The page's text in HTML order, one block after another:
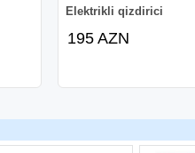
Elektrikli qizdirici
195 AZN